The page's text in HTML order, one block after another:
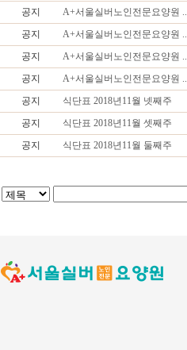
공지
A+서울실버노인전문요양원 ..
공지
A+서울실버노인전문요양원 ..
공지
A+서울실버노인전문요양원 ..
공지
A+서울실버노인전문요양원 ..
공지
식단표 2018년11월 넷째주
공지
식단표 2018년11월 셋째주
공지
식단표 2018년11월 둘째주